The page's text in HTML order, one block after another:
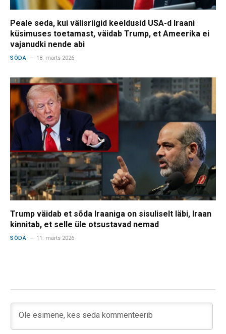
Peale seda, kui välisriigid keeldusid USA-d Iraani
küsimuses toetamast, väidab Trump, et Ameerika ei
vajanudki nende abi
SÕDA 18. märts 2026
Trump väidab et sõda Iraaniga on sisuliselt läbi, Iraan
kinnitab, et selle üle otsustavad nemad
SÕDA 11. märts 2026